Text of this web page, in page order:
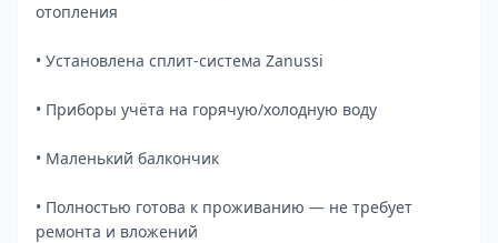
отопления
• Установлена сплит-система Zanussi
• Приборы учёта на горячую/холодную воду
• Маленький балкончик
• Полностью готова к проживанию — не требует
ремонта и вложений